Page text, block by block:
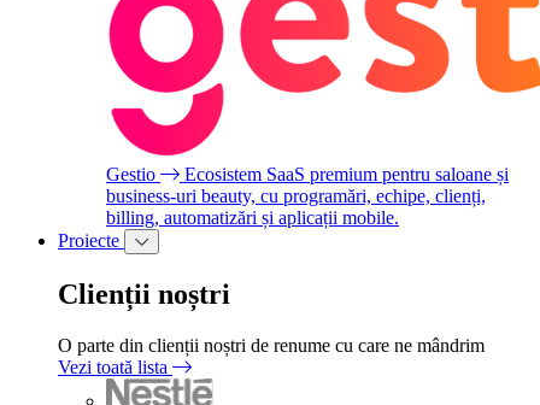
Gestio
Ecosistem SaaS premium pentru saloane și
business-uri beauty, cu programări, echipe, clienți,
billing, automatizări și aplicații mobile.
Proiecte
Clienții noștri
O parte din clienții noștri de renume cu care ne mândrim
Vezi toată lista